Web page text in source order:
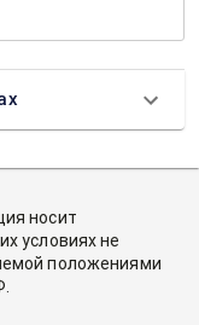
носит
условиях не
положениями